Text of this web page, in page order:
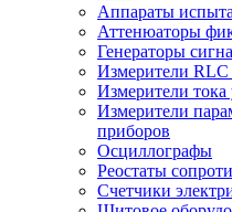
Аппараты
Аттенюаторы
Генераторы
Измерители
Измерители
Измерители
приборов
Осциллографы
Реостаты
Счетчики